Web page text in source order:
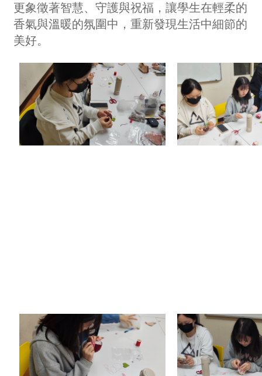
更象徵著智慧、守護與祝福，讓學生在輕柔的
香氣與溫暖的氛圍中，重新發現生活中細節的
美好。